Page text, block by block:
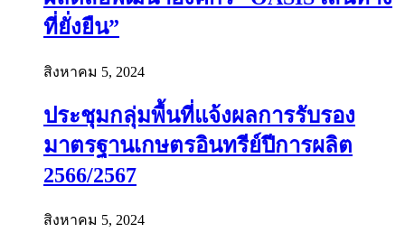
ที่ยั่งยืน”
สิงหาคม 5, 2024
ประชุมกลุ่มพื้นที่แจ้งผลการรับรอง
มาตรฐานเกษตรอินทรีย์ปีการผลิต
2566/2567
สิงหาคม 5, 2024